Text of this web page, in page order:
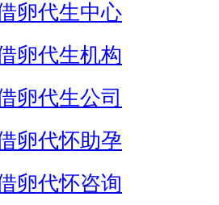
卵代生中心
卵代生机构
卵代生公司
卵代怀助孕
卵代怀咨询